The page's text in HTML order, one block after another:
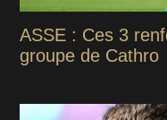
ASSE : Ces 3
groupe de Cathro